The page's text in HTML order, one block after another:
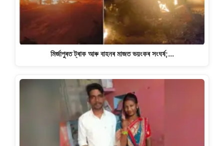
মিৰ্জাপুৰত ট্ৰাক আৰু বাহনৰ মাজত ভয়ংকৰ সংঘৰ্ষ;…